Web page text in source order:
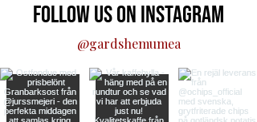
Follow us on Instagram
@gardshemumea